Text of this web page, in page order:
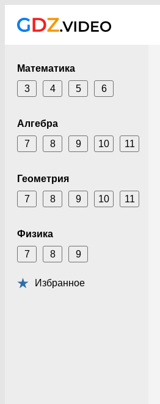
Математика
3
4 5 6
Алгебра
7
8 9 10 11
Геометрия
7
8 9 10 11
Физика
7
8 9
Избранное